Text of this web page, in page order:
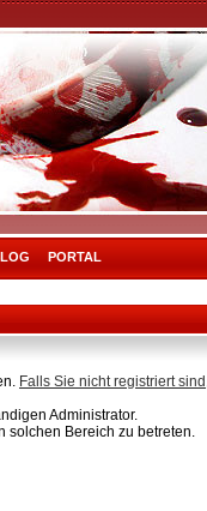
PORTAL
Falls Sie nicht registriert
Administrator.
solchen Bereich zu betreten.